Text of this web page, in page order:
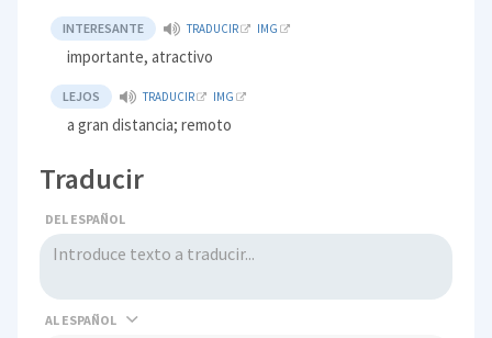
INTERESANTE TRADUCIR IMG
importante, atractivo
LEJOS TRADUCIR IMG
a gran distancia; remoto
Traducir
DEL ESPAÑOL
AL